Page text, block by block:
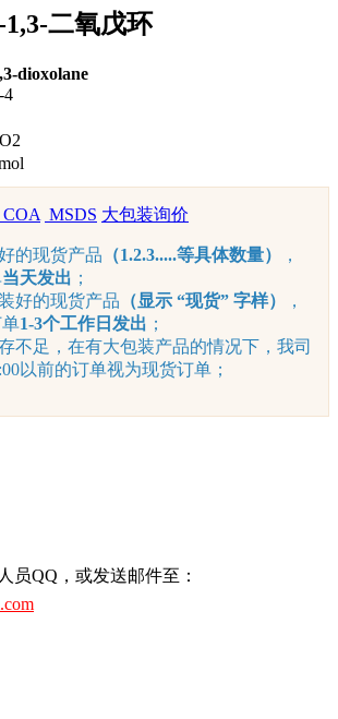
二氧戊环
dioxolane
4
COA MSDS 大包装询价
的现货产品 （1.2.3.....等具体数量）
，
当天发出 ；
好的现货产品 （显示 “现货” 字样）
，
1-3个工作日发出 ；
不足，在有大包装产品的情况下，我司
以前的订单视为现货订单；
员QQ，或发送邮件至：